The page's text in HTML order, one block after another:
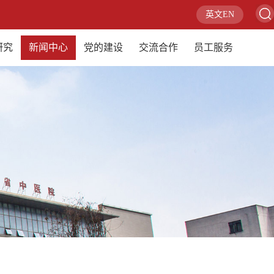
英文EN
究 新闻中心 党的建设 交流合作 员工服务